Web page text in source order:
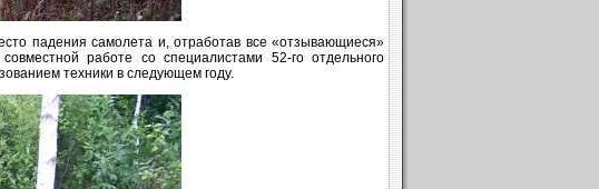
падения самолета и, отработав все «отзывающиеся»
работе со специалистами 52-го отдельного
техники в следующем году.